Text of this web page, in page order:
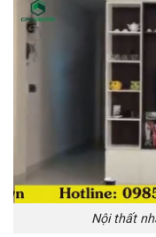
Nội thất